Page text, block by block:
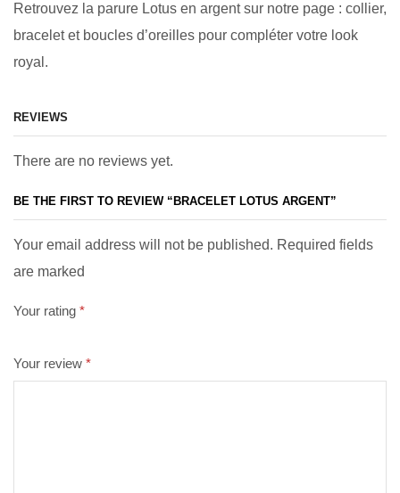
Retrouvez la parure Lotus en argent sur notre page : collier,
bracelet et boucles d’oreilles pour compléter votre look
royal.
REVIEWS
There are no reviews yet.
BE THE FIRST TO REVIEW “BRACELET LOTUS ARGENT”
Your email address will not be published. Required fields
are marked
Your rating *
Your review *